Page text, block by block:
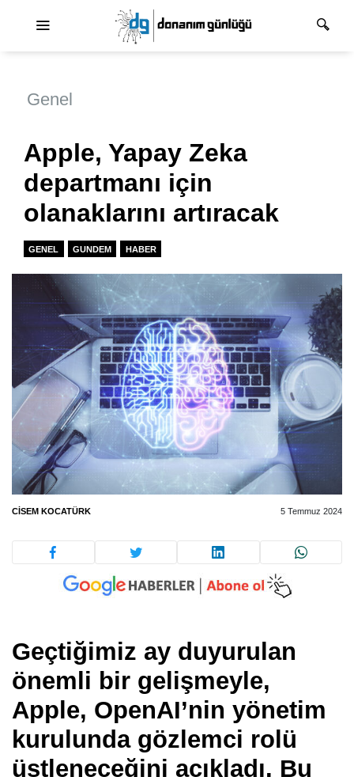
Genel
Apple, Yapay Zeka
departmanı için
olanaklarını artıracak
GENEL GUNDEM HABER
CISEM KOCATÜRK 5 Temmuz 2024
Geçtiğimiz ay duyurulan
önemli bir gelişmeyle,
Apple, OpenAI’nin yönetim
kurulunda gözlemci rolü
üstleneceğini açıkladı. Bu